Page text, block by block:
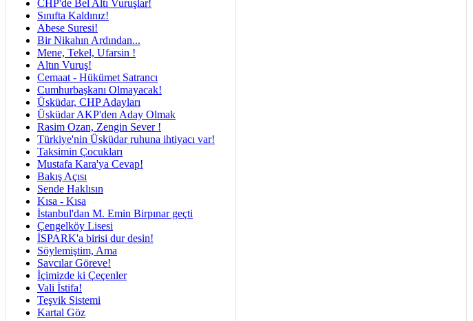
CHP'de Bel Altı Vuruşlar!
Sınıfta Kaldınız!
Abese Suresi!
Bir Nikahın Ardından...
Mene, Tekel, Ufarsin !
Altın Vuruş!
Cemaat - Hükümet Satrancı
Cumhurbaşkanı Olmayacak!
Üsküdar, CHP Adayları
Üsküdar AKP'den Aday Olmak
Rasim Ozan, Zengin Sever !
Türkiye'nin Üsküdar ruhuna ihtiyacı var!
Taksimin Çocukları
Mustafa Kara'ya Cevap!
Bakış Açısı
Sende Haklısın
Kısa - Kısa
İstanbul'dan M. Emin Birpınar geçti
Çengelköy Lisesi
İSPARK'a birisi dur desin!
Söylemiştim, Ama
Savcılar Göreve!
İçimizde ki Çeçenler
Vali İstifa!
Teşvik Sistemi
Kartal Göz